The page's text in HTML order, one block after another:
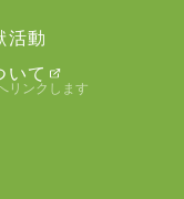
活動
いて
リンクします